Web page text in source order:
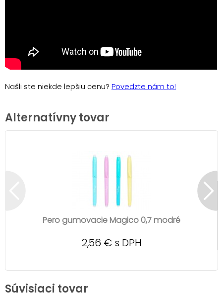
Našli ste niekde lepšiu cenu? Povedzte nám to!
Alternatívny tovar
Pero gumovacie Magico 0,7 modré
2,56 € s DPH
Súvisiaci tovar